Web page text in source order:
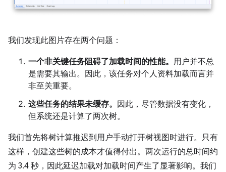
我们发现此图片存在两个问题：
一个非关键任务阻碍了加载时间的性能。 用户并不总
是需要其输出。因此，该任务对个人资料加载而言并
非至关重要。
这些任务的结果未缓存。 因此，尽管数据没有变化，
但系统还是计算了两次树。
我们首先将树计算推迟到用户手动打开树视图时进行。只有
这样，创建这些树的成本才值得付出。两次运行的总时间约
为 3.4 秒，因此延迟加载对加载时间产生了显著影响。我们